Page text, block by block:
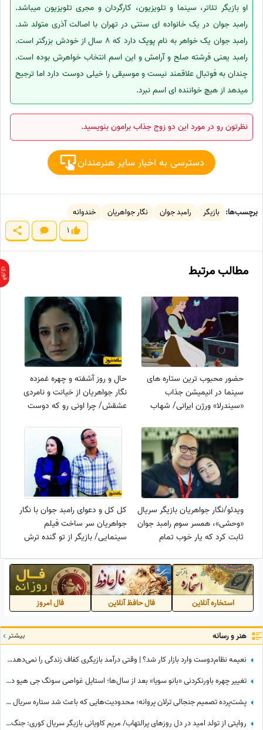
او بازیگر تئاتر، سینما و تلویزیون، کارگردان و مجری تلویزیون میباشد.
رامبد جوان در یک خانواده ای سنتی در تهران با اصالت آذری متولد شد.
رامبد جوان یک خواهر به نام پوپک دارد که 8 سال از خودش بزرگتر است.
رامبد یعنی فرشته صلح و آرامش و این اسم انتخاب خواهرش بوده است.
چندان به فوتبال علاقمند نیست و موسیقی را خیلی دوست دارد اما ترجیح
میدهد از هیچ خواننده ای اسم نبرد.
نظرتون رو در مورد این دو زوج جذاب برامون بنویسید.
دسترسی به اخبار سایر هنرمندان
برچسب‌ها: بازیگر رامبد جوان نگار جواهریان
خندوانه
1
مطالب مرتبط
حضور محبوب ترین ستاره های
سینما در انیمیشن جذاب
«سیندرلا» ورژن ایرانی/ شهاب
حجازی، رابعه اسکویی، اکبر عبدی
و...
حال و روز آشفته و چهره غمزده
نگار جواهریان از خیانت و نامردی
عشقش/ چرا اونی رو که دوست
سریال «وحشی»
ویدئو/نگار جواهریان بازیگر سریال
«وحشی»، همسر سوم رامبد جوان
ثابت کرد که یار خوب تمام
بس، والسلام
کل کل و دعوای رامبد جوان با نگار
جواهریان سر ساخت فیلم
سینمایی/ بازیگر از تو گنده ترش
من چونه نزده...+ ویدئو
استخاره آنلاین فال حافظ آنلاین فال امروز
هنر و رسانه بیشتر
نعیمه نظام‌دوست وارد بازار کار شد؟ | وقتی درآمد بازیگری کفاف زندگی را نمی‌دهد؛ اولین روز کارگری نعیمه نظام‌دوست در کارگاه کابینت‌سازی!
تغییر چهره باورنکردنی «بانو سویا» بعد از سال‌ها؛ استایل غواصی سونگ جی هیو در 44 سالگی سوژه شد
پشت‌پرده تصمیم جنجالی ترلان پروانه؛ محدودیت‌هایی که باعث شد ستاره سریال «بامداد خمار» دور رفیق‌بازی را خط بکشد!
روایتی از تولد امید در دل روزهای پرالتهاب/ مریم کاویانی بازیگر سریال کوری: جنگ شد، پروازها کنسل شد و من در دبی موندنی شدم…